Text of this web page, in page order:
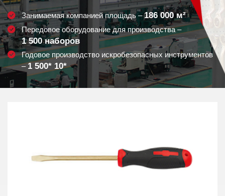
Занимаемая компанией площадь –186 000м²
Передовое оборудование для производства –
1 500наборов
Годовое производство искробезопасных инструментов
– 1 500* 10*